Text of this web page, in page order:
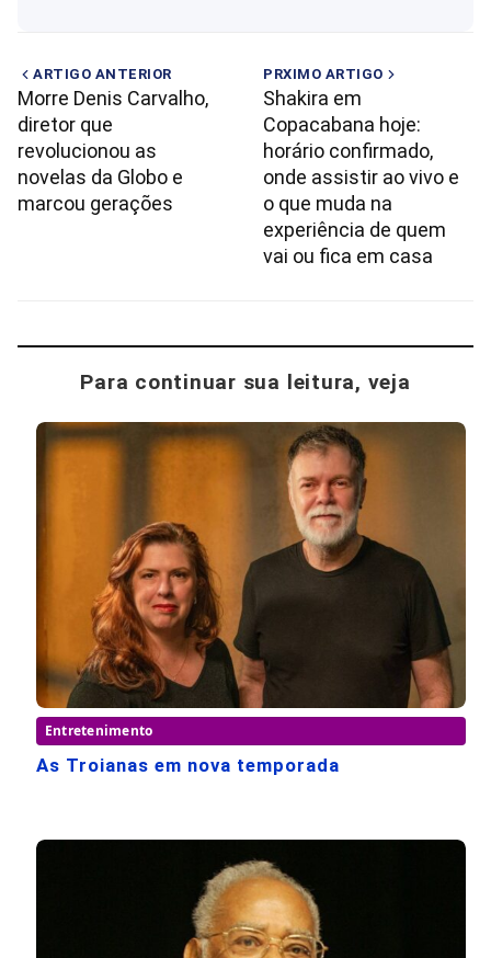
ARTIGO ANTERIOR
Morre Denis Carvalho,
diretor que
revolucionou as
novelas da Globo e
marcou gerações
PRXIMO ARTIGO
Shakira em
Copacabana hoje:
horário confirmado,
onde assistir ao vivo e
o que muda na
experiência de quem
vai ou fica em casa
Para continuar sua leitura, veja
Entretenimento
As Troianas em nova temporada